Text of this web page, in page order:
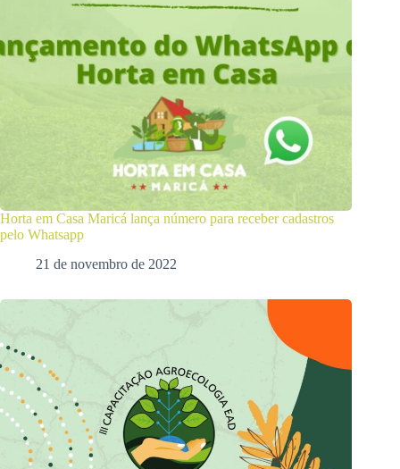
Horta em Casa Maricá lança número para receber cadastros
pelo Whatsapp
21 de novembro de 2022